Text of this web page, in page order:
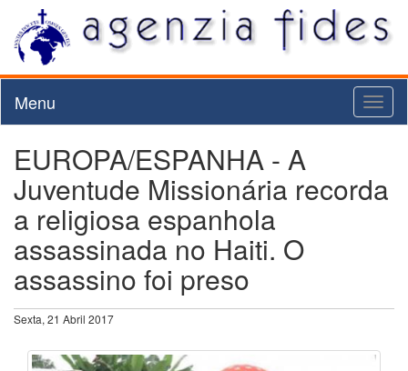
Menu
EUROPA/ESPANHA - A
Juventude Missionária recorda
a religiosa espanhola
assassinada no Haiti. O
assassino foi preso
Sexta, 21 Abril 2017